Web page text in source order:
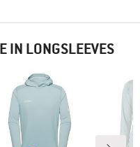
IN LONGSLEEVES